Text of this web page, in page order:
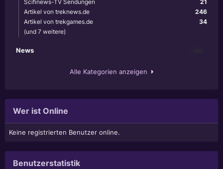
21
Scifinews-TV Sendungen
246
Artikel von treknews.de
34
Artikel von trekgames.de
(und 7 weitere)
News
Alle Kategorien anzeigen
Wer ist Online
Keine registrierten Benutzer online.
Benutzerstatistik